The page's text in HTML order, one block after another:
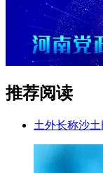
推荐阅读
土外长称沙